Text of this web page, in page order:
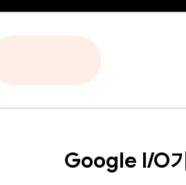
Google I/O